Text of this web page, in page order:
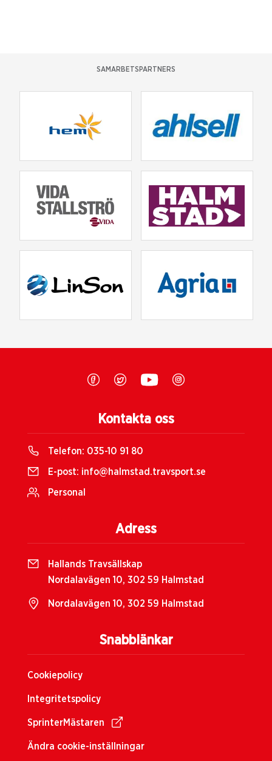
SAMARBETSPARTNERS
Snabblänkar
Cookiepolicy
Integritetspolicy
SprinterMästaren
Ändra cookie-inställningar
Kontakta oss
Telefon: 035-10 91 80
E-post: info@halmstad.travsport.se
Personal
Adress
Hallands Travsällskap
Nordalavägen 10, 302 59 Halmstad
Nordalavägen 10, 302 59 Halmstad